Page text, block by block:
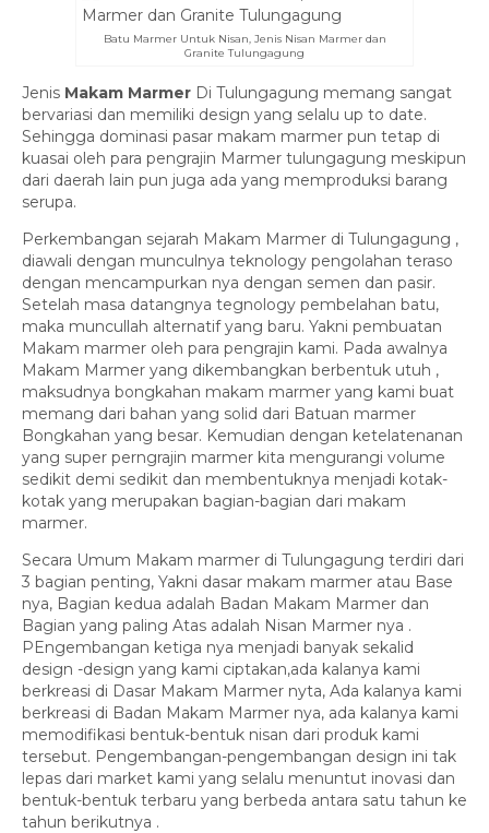
Batu Marmer Untuk Nisan, Jenis Nisan Marmer dan
Granite Tulungagung
Jenis Makam Marmer Di Tulungagung memang sangat
bervariasi dan memiliki design yang selalu up to date.
Sehingga dominasi pasar makam marmer pun tetap di
kuasai oleh para pengrajin Marmer tulungagung meskipun
dari daerah lain pun juga ada yang memproduksi barang
serupa.
Perkembangan sejarah Makam Marmer di Tulungagung ,
diawali dengan munculnya teknology pengolahan teraso
dengan mencampurkan nya dengan semen dan pasir.
Setelah masa datangnya tegnology pembelahan batu,
maka muncullah alternatif yang baru. Yakni pembuatan
Makam marmer oleh para pengrajin kami. Pada awalnya
Makam Marmer yang dikembangkan berbentuk utuh ,
maksudnya bongkahan makam marmer yang kami buat
memang dari bahan yang solid dari Batuan marmer
Bongkahan yang besar. Kemudian dengan ketelatenanan
yang super perngrajin marmer kita mengurangi volume
sedikit demi sedikit dan membentuknya menjadi kotak-
kotak yang merupakan bagian-bagian dari makam
marmer.
Secara Umum Makam marmer di Tulungagung terdiri dari
3 bagian penting, Yakni dasar makam marmer atau Base
nya, Bagian kedua adalah Badan Makam Marmer dan
Bagian yang paling Atas adalah Nisan Marmer nya .
PEngembangan ketiga nya menjadi banyak sekalid
design -design yang kami ciptakan,ada kalanya kami
berkreasi di Dasar Makam Marmer nyta, Ada kalanya kami
berkreasi di Badan Makam Marmer nya, ada kalanya kami
memodifikasi bentuk-bentuk nisan dari produk kami
tersebut. Pengembangan-pengembangan design ini tak
lepas dari market kami yang selalu menuntut inovasi dan
bentuk-bentuk terbaru yang berbeda antara satu tahun ke
tahun berikutnya .